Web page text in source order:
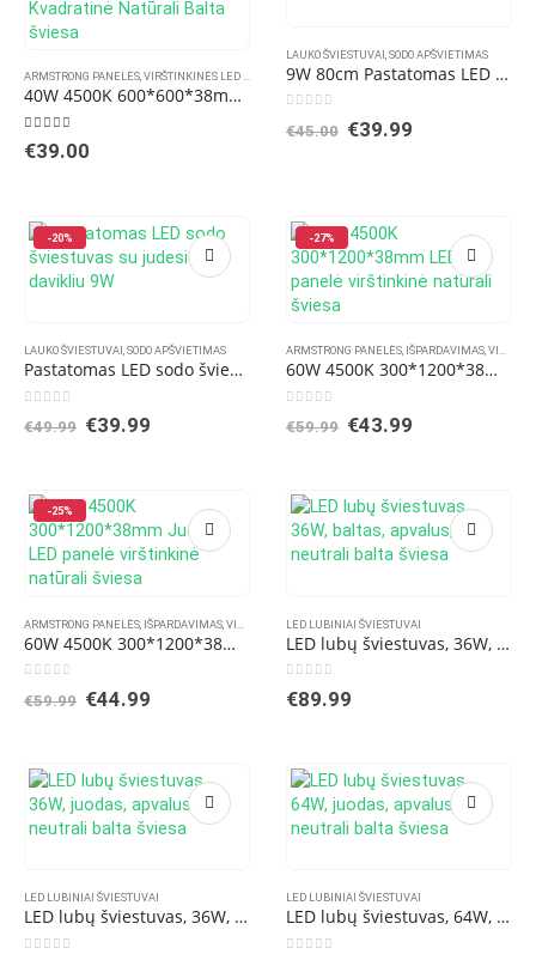
ARMSTRONG PANELĖS,VIRŠTINKINĖS LED PANELĖS
40W 4500K 600*600*38mm JUODA Virštinkinė LED Panelė Kvadratinė Natūrali Balta šviesa
5.00out of 5
€39.00
LAUKO ŠVIESTUVAI SODO APŠVIETIMAS
9W 80cm Pastatomas LED lauko šviestuvas Juodas
out of 5
€45.00 Original
€39.99Current
-20%
LAUKO ŠVIESTUVAI SODO APŠVIETIMAS
Pastatomas LED sodo šviestuvas su judesio davikliu 9W
out of 5
€49.99 Original
€39.99Current
-27%
ARMSTRONG PANELĖS IŠPARDAVIMAS VIRŠTINKINĖS LED PANELĖS
60W 4500K 300*1200*38mm LED panelė virštinkinė natūrali šviesa
out of 5
€59.99 Original
€43.99Current
-25%
ARMSTRONG PANELĖS IŠPARDAVIMAS VIRŠTINKINĖS LED PANELĖS
60W 4500K 300*1200*38mm Juoda LED panelė virštinkinė natūrali šviesa
out of 5
€59.99 Original
€44.99Current
LED LUBINIAI ŠVIESTUVAI
LED lubų šviestuvas, 36W, baltas, apvalus, neutrali balta šviesa
0out of 5
€89.99
LED LUBINIAI ŠVIESTUVAI
LED lubų šviestuvas, 36W, juodas, apvalus, neutrali balta šviesa
LED LUBINIAI ŠVIESTUVAI
LED lubų šviestuvas, 64W, juodas, apvalus, neutrali balta šviesa